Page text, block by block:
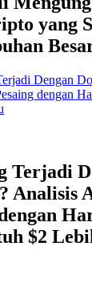
yang
Terjadi
Analisis
$2